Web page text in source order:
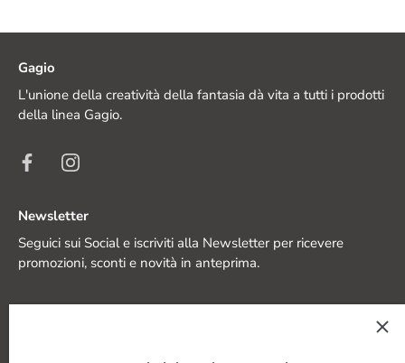
Gagio
L'unione della creatività della fantasia dà vita a tutti i prodotti
della linea Gagio.
Newsletter
Seguici sui Social e iscriviti alla Newsletter per ricevere
promozioni, sconti e novità in anteprima.